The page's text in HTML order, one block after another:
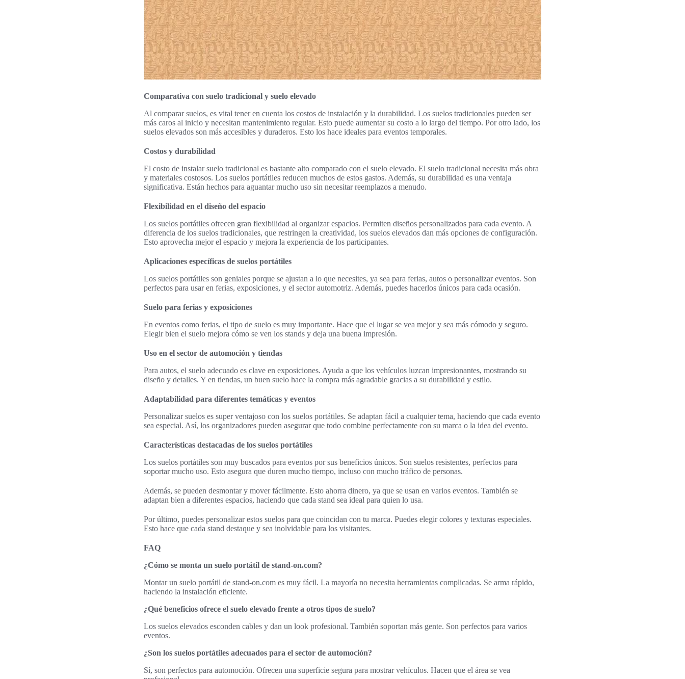
Comparativa con suelo tradicional y suelo elevado
Al comparar suelos, es vital tener en cuenta los costos de instalación y la durabilidad. Los suelos tradicionales pueden ser
más caros al inicio y necesitan mantenimiento regular. Esto puede aumentar su costo a lo largo del tiempo. Por otro lado, los
suelos elevados son más accesibles y duraderos. Esto los hace ideales para eventos temporales.
Costos y durabilidad
El costo de instalar suelo tradicional es bastante alto comparado con el suelo elevado. El suelo tradicional necesita más obra
y materiales costosos. Los suelos portátiles reducen muchos de estos gastos. Además, su durabilidad es una ventaja
significativa. Están hechos para aguantar mucho uso sin necesitar reemplazos a menudo.
Flexibilidad en el diseño del espacio
Los suelos portátiles ofrecen gran flexibilidad al organizar espacios. Permiten diseños personalizados para cada evento. A
diferencia de los suelos tradicionales, que restringen la creatividad, los suelos elevados dan más opciones de configuración.
Esto aprovecha mejor el espacio y mejora la experiencia de los participantes.
Aplicaciones específicas de suelos portátiles
Los suelos portátiles son geniales porque se ajustan a lo que necesites, ya sea para ferias, autos o personalizar eventos. Son
perfectos para usar en ferias, exposiciones, y el sector automotriz. Además, puedes hacerlos únicos para cada ocasión.
Suelo para ferias y exposiciones
En eventos como ferias, el tipo de suelo es muy importante. Hace que el lugar se vea mejor y sea más cómodo y seguro.
Elegir bien el suelo mejora cómo se ven los stands y deja una buena impresión.
Uso en el sector de automoción y tiendas
Para autos, el suelo adecuado es clave en exposiciones. Ayuda a que los vehículos luzcan impresionantes, mostrando su
diseño y detalles. Y en tiendas, un buen suelo hace la compra más agradable gracias a su durabilidad y estilo.
Adaptabilidad para diferentes temáticas y eventos
Personalizar suelos es super ventajoso con los suelos portátiles. Se adaptan fácil a cualquier tema, haciendo que cada evento
sea especial. Así, los organizadores pueden asegurar que todo combine perfectamente con su marca o la idea del evento.
Características destacadas de los suelos portátiles
Los suelos portátiles son muy buscados para eventos por sus beneficios únicos. Son suelos resistentes, perfectos para
soportar mucho uso. Esto asegura que duren mucho tiempo, incluso con mucho tráfico de personas.
Además, se pueden desmontar y mover fácilmente. Esto ahorra dinero, ya que se usan en varios eventos. También se
adaptan bien a diferentes espacios, haciendo que cada stand sea ideal para quien lo usa.
Por último, puedes personalizar estos suelos para que coincidan con tu marca. Puedes elegir colores y texturas especiales.
Esto hace que cada stand destaque y sea inolvidable para los visitantes.
FAQ
¿Cómo se monta un suelo portátil de stand-on.com?
Montar un suelo portátil de stand-on.com es muy fácil. La mayoría no necesita herramientas complicadas. Se arma rápido,
haciendo la instalación eficiente.
¿Qué beneficios ofrece el suelo elevado frente a otros tipos de suelo?
Los suelos elevados esconden cables y dan un look profesional. También soportan más gente. Son perfectos para varios
eventos.
¿Son los suelos portátiles adecuados para el sector de automoción?
Sí, son perfectos para automoción. Ofrecen una superficie segura para mostrar vehículos. Hacen que el área se vea